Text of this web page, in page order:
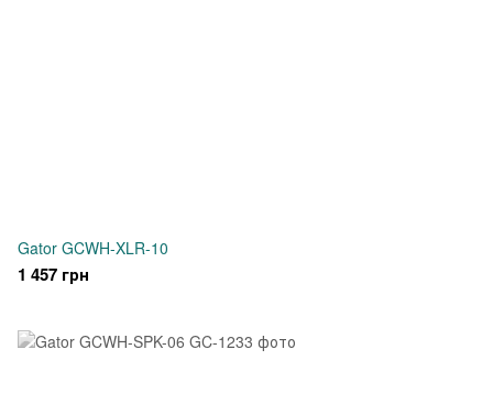
Gator GCWH-XLR-10
1 457 грн